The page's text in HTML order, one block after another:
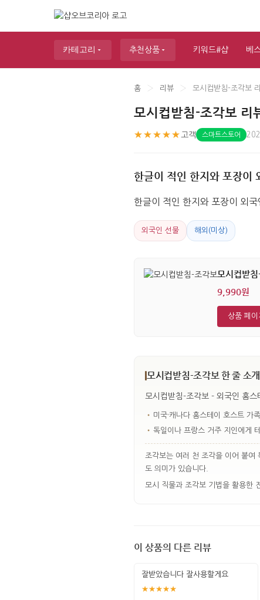
카테고리 추천상품 키워드#샵 베
홈 › 리뷰 › 모시컵받침-조각보
모시컵받침-조각보 리
★★★★★ 고객 스마트스토어
한글이 적인 한지와 포장이
한글이 적인 한지와 포장이 외
외국인 선물 해외(미상)
모시컵받
9,990원
상품 페
모시컵받침-조각보 한 줄 소개
모시컵받침-조각보 - 외국인 홈스
• 미국·캐나다 홈스테이 호스트 가
• 독일이나 프랑스 거주 지인에게
조각보는 여러 천 조각을 이어 붙여
도 의미가 있습니다.
모시 직물과 조각보 기법을 활용한
이 상품의 다른 리뷰
잘받았습니다 잘사용할게요
★★★★★